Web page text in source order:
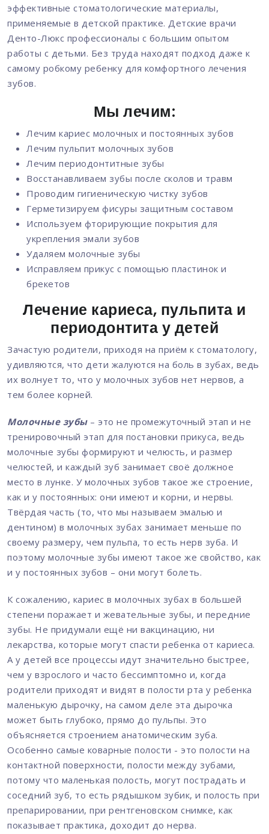
эффективные стоматологические материалы,
применяемые в детской практике. Детские врачи
Денто-Люкс профессионалы с большим опытом
работы с детьми. Без труда находят подход даже к
самому робкому ребенку для комфортного лечения
зубов.
Мы лечим:
Лечим кариес молочных и постоянных зубов
Лечим пульпит молочных зубов
Лечим периодонтитные зубы
Восстанавливаем зубы после сколов и травм
Проводим гигиеническую чистку зубов
Герметизируем фисуры защитным составом
Используем фторирующие покрытия для
укрепления эмали зубов
Удаляем молочные зубы
Исправляем прикус с помощью пластинок и
брекетов
Лечение кариеса, пульпита и
периодонтита у детей
Зачастую родители, приходя на приём к стоматологу,
удивляются, что дети жалуются на боль в зубах, ведь
их волнует то, что у молочных зубов нет нервов, а
тем более корней.
Молочные зубы– это не промежуточный этап и не
тренировочный этап для постановки прикуса, ведь
молочные зубы формируют и челюсть, и размер
челюстей, и каждый зуб занимает своё должное
место в лунке. У молочных зубов такое же строение,
как и у постоянных: они имеют и корни, и нервы.
Твёрдая часть (то, что мы называем эмалью и
дентином) в молочных зубах занимает меньше по
своему размеру, чем пульпа, то есть нерв зуба. И
поэтому молочные зубы имеют такое же свойство, как
и у постоянных зубов – они могут болеть.
К сожалению, кариес в молочных зубах в большей
степени поражает и жевательные зубы, и передние
зубы. Не придумали ещё ни вакцинацию, ни
лекарства, которые могут спасти ребенка от кариеса.
А у детей все процессы идут значительно быстрее,
чем у взрослого и часто бессимптомно и, когда
родители приходят и видят в полости рта у ребенка
маленькую дырочку, на самом деле эта дырочка
может быть глубоко, прямо до пульпы. Это
объясняется строением анатомическим зуба.
Особенно самые коварные полости - это полости на
контактной поверхности, полости между зубами,
потому что маленькая полость, могут пострадать и
соседний зуб, то есть рядышком зубик, и полость при
препарировании, при рентгеновском снимке, как
показывает практика, доходит до нерва.